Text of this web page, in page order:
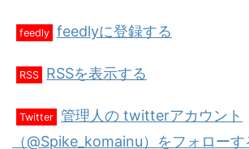
feedly feedlyに登録する
RSS RSSを表示する
Twitter 管理人の twitterアカウント
（@Spike_komainu）をフォローす